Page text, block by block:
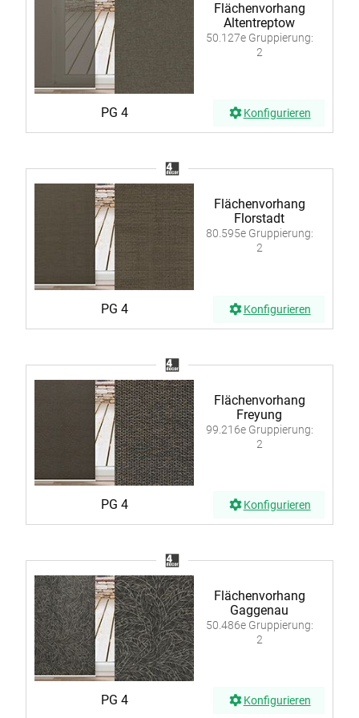
Flächenvorhang
Altentreptow
50.127e Gruppierung:
2
PG 4 Konfigurieren
Flächenvorhang
Florstadt
80.595e Gruppierung:
2
PG 4 Konfigurieren
Flächenvorhang
Freyung
99.216e Gruppierung:
2
PG 4 Konfigurieren
Flächenvorhang
Gaggenau
50.486e Gruppierung:
2
PG 4 Konfigurieren